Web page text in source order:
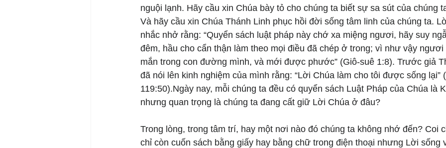
nguội lạnh. Hãy cầu xin Chúa bày tỏ cho chúng ta biết sự sa sút của chúng
Và hãy cầu xin Chúa Thánh Linh phục hồi đời sống tâm linh của chúng ta.
nhắc nhở rằng: “Quyển sách luật pháp này chớ xa miệng ngươi, hãy suy
đêm, hầu cho cẩn thận làm theo mọi điều đã chép ở trong; vì như vậy
mắn trong con đường mình, và mới được phước” (Giô-suê 1:8). Trước giả
đã nói lên kinh nghiệm của mình rằng: “Lời Chúa làm cho tôi được sống lại”
119:50).Ngày nay, mỗi chúng ta đều có quyển sách Luật Pháp của Chúa là
nhưng quan trọng là chúng ta đang cất giữ Lời Chúa ở đâu?
Trong lòng, trong tâm trí, hay một nơi nào đó chúng ta không nhớ đến? Coi
chỉ còn cuốn sách bằng giấy hay bằng chữ trong điện thoại nhưng Lời sống